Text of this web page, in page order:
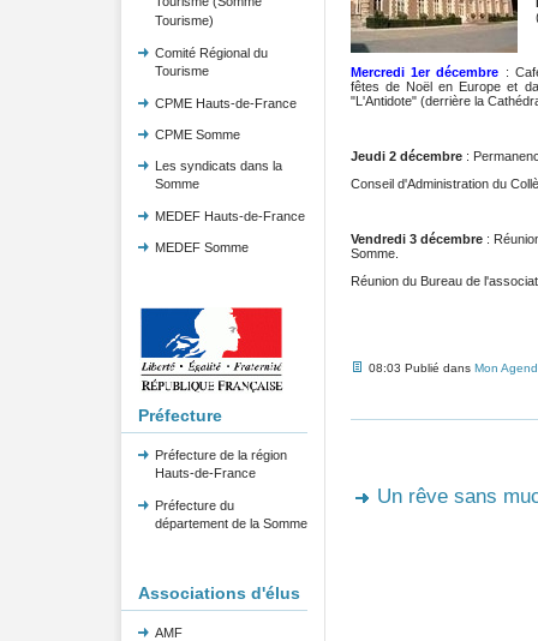
Tourisme)
Comité Régional du
Tourisme
CPME Hauts-de-France
CPME Somme
Les syndicats dans la
Somme
MEDEF Hauts-de-France
MEDEF Somme
Préfecture
Préfecture de la région
Hauts-de-France
Préfecture du
département de la Somme
Associations d'élus
AMF
Mercredi 1er décembre :
fêtes de Noël en Europe et
"L'Antidote" (derrière la
Jeudi 2 décembre :
Conseil d'Administration du
Vendredi 3 décembre :
Somme.
Réunion du Bureau de
08:03 Publié dans Mon
Un rêve sans